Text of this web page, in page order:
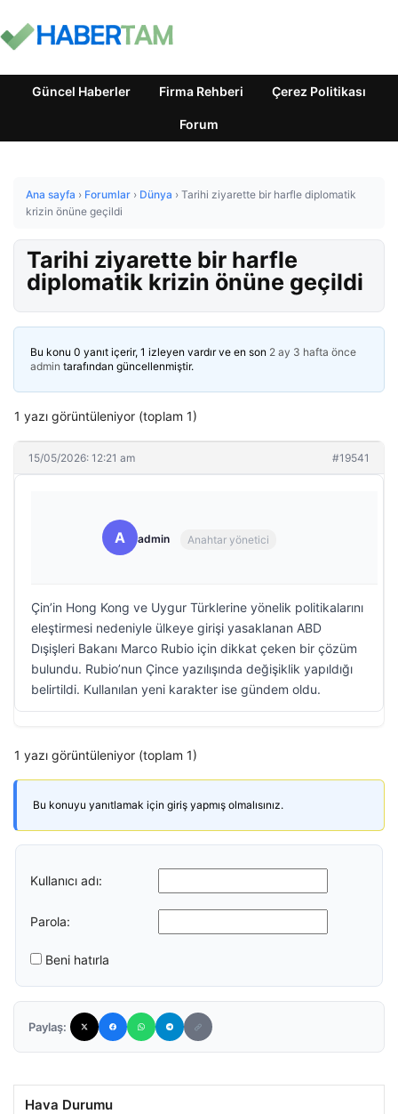
Güncel Haberler Firma Rehberi Çerez Politikası
Forum
Ana sayfa › Forumlar › Dünya › Tarihi ziyarette bir harfle diplomatik
krizin önüne geçildi
Tarihi ziyarette bir harfle
diplomatik krizin önüne geçildi
Bu konu 0 yanıt içerir, 1 izleyen vardır ve en son 2 ay 3 hafta önce
admin tarafından güncellenmiştir.
1 yazı görüntüleniyor (toplam 1)
15/05/2026: 12:21 am #19541
A admin Anahtar yönetici
Çin’in Hong Kong ve Uygur Türklerine yönelik politikalarını
eleştirmesi nedeniyle ülkeye girişi yasaklanan ABD
Dışişleri Bakanı Marco Rubio için dikkat çeken bir çözüm
bulundu. Rubio’nun Çince yazılışında değişiklik yapıldığı
belirtildi. Kullanılan yeni karakter ise gündem oldu.
1 yazı görüntüleniyor (toplam 1)
Bu konuyu yanıtlamak için giriş yapmış olmalısınız.
Kullanıcı adı:
Parola:
Beni hatırla
Paylaş:
Hava Durumu